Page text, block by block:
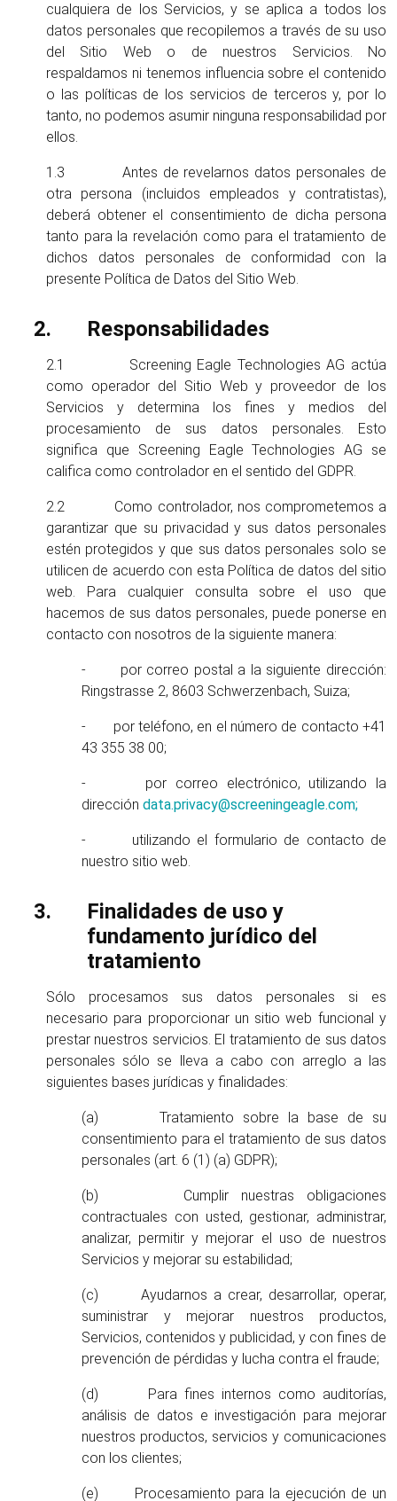
cualquiera de los Servicios, y se aplica a todos los
datos personales que recopilemos a través de su uso
del Sitio Web o de nuestros Servicios. No
respaldamos ni tenemos influencia sobre el contenido
o las políticas de los servicios de terceros y, por lo
tanto, no podemos asumir ninguna responsabilidad por
ellos.
1.3 Antes de revelarnos datos personales de
otra persona (incluidos empleados y contratistas),
deberá obtener el consentimiento de dicha persona
tanto para la revelación como para el tratamiento de
dichos datos personales de conformidad con la
presente Política de Datos del Sitio Web.
Responsabilidades
2.1 Screening Eagle Technologies AG actúa
como operador del Sitio Web y proveedor de los
Servicios y determina los fines y medios del
procesamiento de sus datos personales. Esto
significa que Screening Eagle Technologies AG se
califica como controlador en el sentido del GDPR.
2.2 Como controlador, nos comprometemos a
garantizar que su privacidad y sus datos personales
estén protegidos y que sus datos personales solo se
utilicen de acuerdo con esta Política de datos del sitio
web. Para cualquier consulta sobre el uso que
hacemos de sus datos personales, puede ponerse en
contacto con nosotros de la siguiente manera:
- por correo postal a la siguiente dirección:
Ringstrasse 2, 8603 Schwerzenbach, Suiza;
- por teléfono, en el número de contacto +41
43 355 38 00;
- por correo electrónico, utilizando la
dirección data.privacy@screeningeagle.com;
- utilizando el formulario de contacto de
nuestro sitio web.
Finalidades de uso y
fundamento jurídico del
tratamiento
Sólo procesamos sus datos personales si es
necesario para proporcionar un sitio web funcional y
prestar nuestros servicios. El tratamiento de sus datos
personales sólo se lleva a cabo con arreglo a las
siguientes bases jurídicas y finalidades:
(a) Tratamiento sobre la base de su
consentimiento para el tratamiento de sus datos
personales (art. 6 (1) (a) GDPR);
(b) Cumplir nuestras obligaciones
contractuales con usted, gestionar, administrar,
analizar, permitir y mejorar el uso de nuestros
Servicios y mejorar su estabilidad;
(c) Ayudarnos a crear, desarrollar, operar,
suministrar y mejorar nuestros productos,
Servicios, contenidos y publicidad, y con fines de
prevención de pérdidas y lucha contra el fraude;
(d) Para fines internos como auditorías,
análisis de datos e investigación para mejorar
nuestros productos, servicios y comunicaciones
con los clientes;
(e) Procesamiento para la ejecución de un